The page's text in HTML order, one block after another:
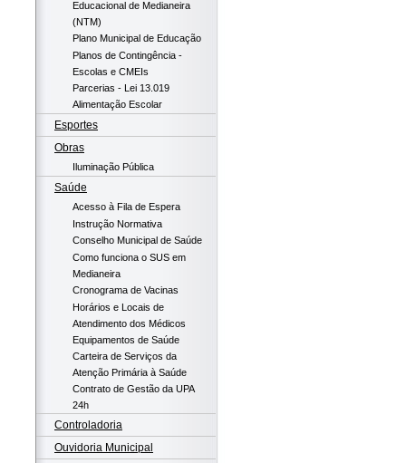
Educacional de Medianeira
(NTM)
Plano Municipal de Educação
Planos de Contingência -
Escolas e CMEIs
Parcerias - Lei 13.019
Alimentação Escolar
Esportes
Obras
Iluminação Pública
Saúde
Acesso à Fila de Espera
Instrução Normativa
Conselho Municipal de Saúde
Como funciona o SUS em
Medianeira
Cronograma de Vacinas
Horários e Locais de
Atendimento dos Médicos
Equipamentos de Saúde
Carteira de Serviços da
Atenção Primária à Saúde
Contrato de Gestão da UPA
24h
Controladoria
Ouvidoria Municipal